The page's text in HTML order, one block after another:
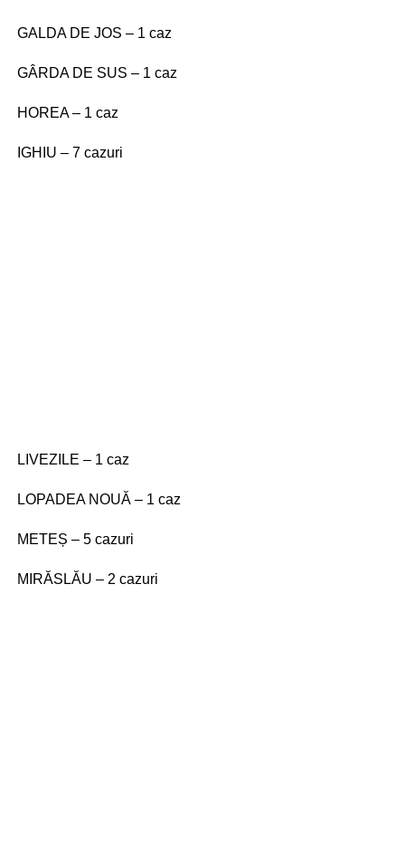
GALDA DE JOS – 1 caz
GÂRDA DE SUS – 1 caz
HOREA – 1 caz
IGHIU – 7 cazuri
LIVEZILE – 1 caz
LOPADEA NOUĂ – 1 caz
METEȘ – 5 cazuri
MIRĂSLĂU – 2 cazuri